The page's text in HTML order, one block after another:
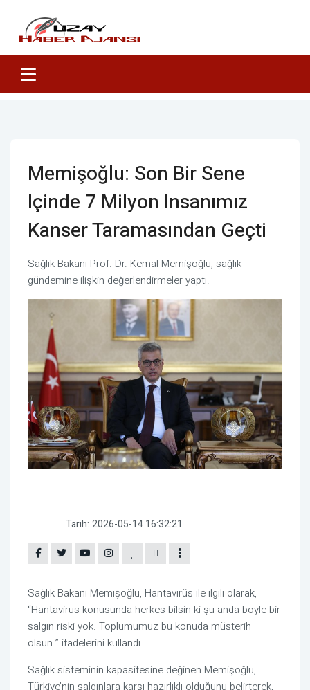
Memişoğlu: Son Bir Sene
Içinde 7 Milyon Insanımız
Kanser Taramasından Geçti
Sağlık Bakanı Prof. Dr. Kemal Memişoğlu, sağlık
gündemine ilişkin değerlendirmeler yaptı.
Tarih: 2026-05-14 16:32:21
Sağlık Bakanı Memişoğlu, Hantavirüs ile ilgili olarak,
“Hantavirüs konusunda herkes bilsin ki şu anda böyle bir
salgın riski yok. Toplumumuz bu konuda müsterih
olsun.” ifadelerini kullandı.
Sağlık sisteminin kapasitesine değinen Memişoğlu,
Türkiye’nin salgınlara karşı hazırlıklı olduğunu belirterek,